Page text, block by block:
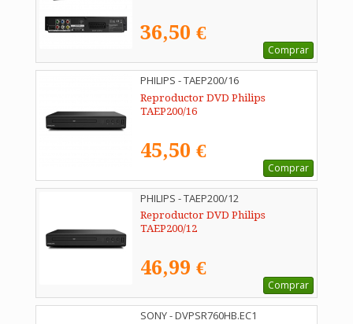
36,50 €
Comprar
PHILIPS - TAEP200/16
Reproductor DVD Philips
TAEP200/16
45,50 €
Comprar
PHILIPS - TAEP200/12
Reproductor DVD Philips
TAEP200/12
46,99 €
Comprar
SONY - DVPSR760HB.EC1